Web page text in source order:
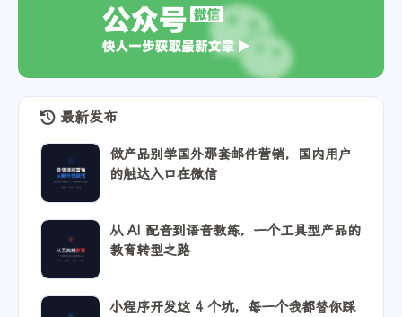
最新发布
做产品别学国外那套邮件营销，国内用户
的触达入口在微信
从 AI 配音到语音教练，一个工具型产品的
教育转型之路
小程序开发这 4 个坑，每一个我都替你踩